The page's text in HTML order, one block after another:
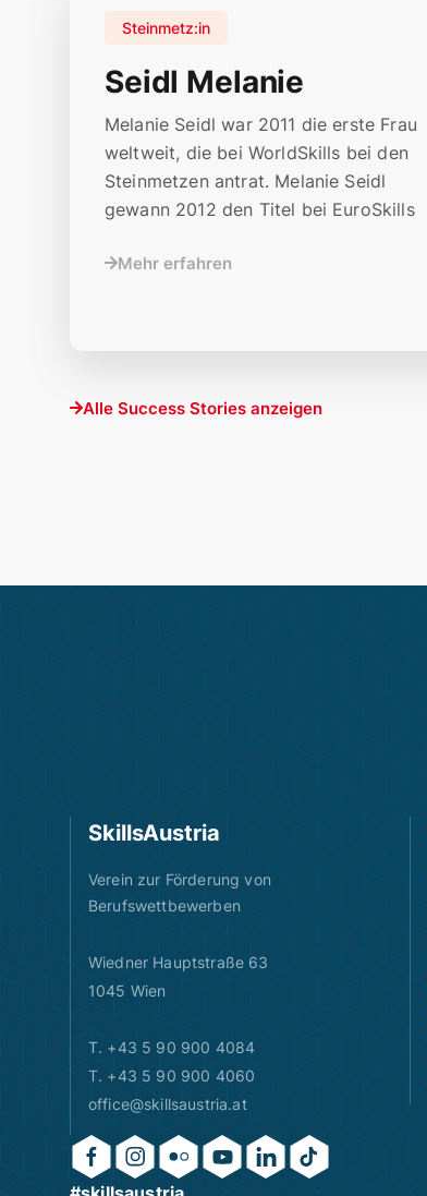
Seidl Melanie
Steinmetz:in
Melanie Seidl war 2011 die erste Frau
weltweit, die bei WorldSkills bei den
Steinmetzen antrat. Melanie Seidl
gewann 2012 den Titel bei EuroSkills
Mehr erfahren
Alle Success Stories anzeigen
SkillsAustria
Verein zur Förderung von
Berufswettbewerben
Wiedner Hauptstraße 63
1045 Wien
T. +43 5 90 900 4084
T. +43 5 90 900 4060
office@skillsaustria.at